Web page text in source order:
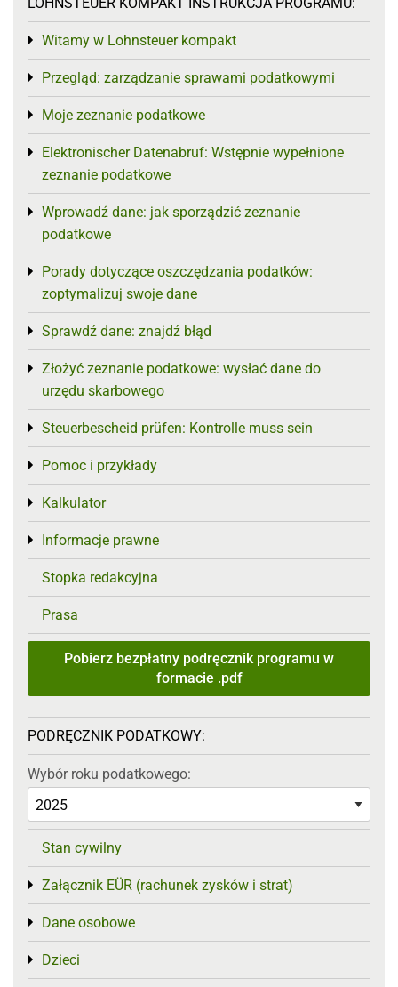
Witamy w Lohnsteuer kompakt
Toggle menu
Przegląd: zarządzanie sprawami podatkowymi
Toggle menu
Moje zeznanie podatkowe
Toggle menu
Elektronischer Datenabruf: Wstępnie wypełnione
zeznanie podatkowe
Toggle menu
Wprowadź dane: jak sporządzić zeznanie
podatkowe
Toggle menu
Porady dotyczące oszczędzania podatków:
zoptymalizuj swoje dane
Toggle menu
Sprawdź dane: znajdź błąd
Toggle menu
Złożyć zeznanie podatkowe: wysłać dane do
urzędu skarbowego
Toggle menu
Steuerbescheid prüfen: Kontrolle muss sein
Toggle menu
Pomoc i przykłady
Toggle menu
Kalkulator
Toggle menu
Informacje prawne
Toggle menu
Stopka redakcyjna
Prasa
Pobierz bezpłatny podręcznik programu w
formacie .pdf
PODRĘCZNIK PODATKOWY:
Wybór roku podatkowego:
Stan cywilny
Załącznik EÜR (rachunek zysków i strat)
Toggle menu
Dane osobowe
Toggle menu
Dzieci
Toggle menu